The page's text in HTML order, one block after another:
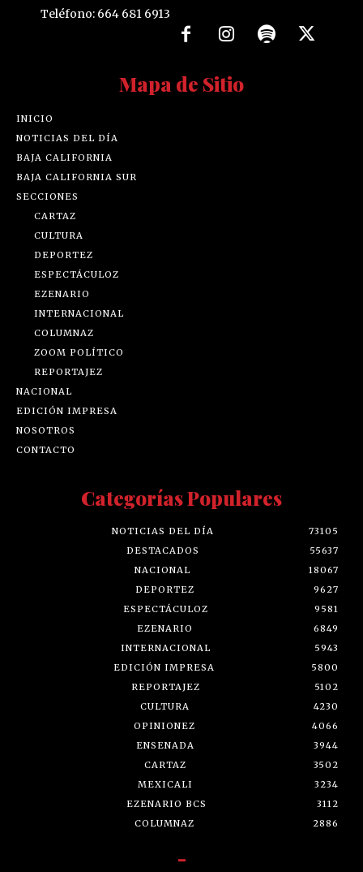
Teléfono: 664 681 6913
Mapa de Sitio
INICIO
NOTICIAS DEL DÍA
BAJA CALIFORNIA
BAJA CALIFORNIA SUR
SECCIONES
CARTAZ
CULTURA
DEPORTEZ
ESPECTÁCULOZ
EZENARIO
INTERNACIONAL
COLUMNAZ
ZOOM POLÍTICO
REPORTAJEZ
NACIONAL
EDICIÓN IMPRESA
NOSOTROS
CONTACTO
Categorías Populares
NOTICIAS DEL DÍA
73105
DESTACADOS
55637
NACIONAL
18067
DEPORTEZ
9627
ESPECTÁCULOZ
9581
EZENARIO
6849
INTERNACIONAL
5943
EDICIÓN IMPRESA
5800
REPORTAJEZ
5102
CULTURA
4230
OPINIONEZ
4066
ENSENADA
3944
CARTAZ
3502
MEXICALI
3234
EZENARIO BCS
3112
COLUMNAZ
2886
-